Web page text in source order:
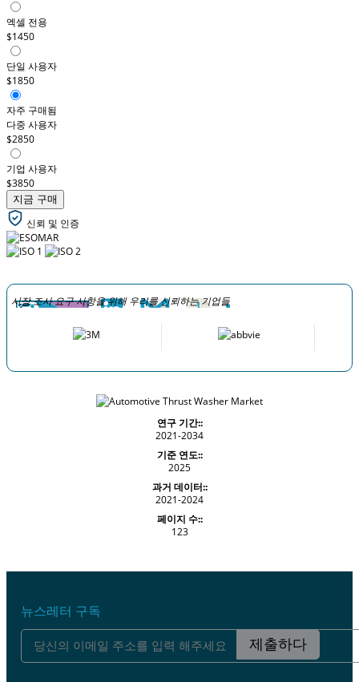
엑셀 전용
$1450
단일 사용자
$1850
자주 구매됨
다중 사용자
$2850
기업 사용자
$3850
지금 구매
신뢰 및 인증
시장 조사 요구 사항을 위해 우리를 신뢰하는 기업들
연구 기간::
2021-2034
기준 연도::
2025
과거 데이터::
2021-2024
페이지 수::
123
뉴스레터 구독
제출하다